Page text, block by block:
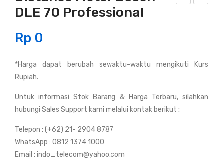
Bos
DL
Bos
GL
DLE 70 Professional
Rp 0
*Harga dapat berubah sewaktu-waktu mengikuti Kurs
Rupiah.
Untuk informasi Stok Barang & Harga Terbaru, silahkan
hubungi Sales Support kami melalui kontak berikut :
Telepon : (+62) 21- 2904 8787
WhatsApp : 0812 1374 1000
Email : indo_telecom@yahoo.com